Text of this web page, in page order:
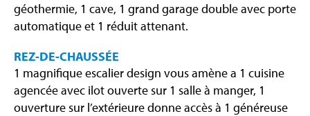
géothermie, 1 cave, 1 grand garage double avec porte
automatique et 1 réduit attenant.
REZ-DE-CHAUSSÉE
1 magnifique escalier design vous amène a 1 cuisine
agencée avec ilot ouverte sur 1 salle à manger, 1
ouverture sur l’extérieure donne accès à 1 généreuse